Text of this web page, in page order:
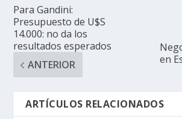
Para Gandini:
Presupuesto de U$S
14.000: no da los
resultados esperados
ANTERIOR
en
ARTÍCULOS RELACIONADOS